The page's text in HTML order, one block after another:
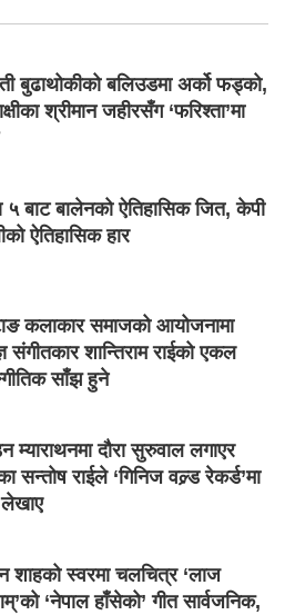
बुढाथोकीको बलिउडमा अर्को फड्को,
श्रीमान जहीरसँग ‘फरिश्ता’मा
५ बाट बालेनको ऐतिहासिक जित, केपी
ऐतिहासिक हार
कलाकार समाजको आयोजनामा
संगीतकार शान्तिराम राईको एकल
साँझ हुने
म्याराथनमा दौरा सुरुवाल लगाएर
सन्तोष राईले ‘गिनिज वल्र्ड रेकर्ड’मा
लेखाए
शाहको स्वरमा चलचित्र ‘लाज
‘नेपाल हाँसेको’ गीत सार्वजनिक,